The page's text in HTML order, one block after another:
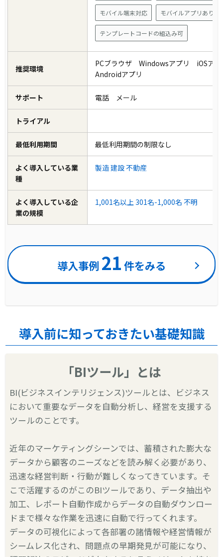
モバイル端末対応 モバイルアプリあり
テンプレートコードの組込み可
推奨環境
PCブラウザ Windowsアプリ iOSア
Androidアプリ
サポート 電話 メール
トライアル
最低利用期間 最低利用期間の制限なし
よく導入している業
種
製造建設不動産
よく導入している企
業の規模
1,001名以上301名-1,000名 不明
導入事例 21 件をみる
導入前に知っておきたい基礎知識
「BIツール」とは
BI(ビジネスインテリジェンス)ツールとは、ビジネス
において重要なデータを自動分析し、経営を支援する
ツールのことです。
近年のマーケティングシーンでは、蓄積された膨大な
データから顧客のニーズなどを読み解く必要があり、
迅速な経営判断・行動が難しくなってきています。そ
こで活躍するのがこのBIツールであり、データ抽出や
加工、レポート自動作成からデータの自動ダウンロー
ドまで様々な作業を迅速に自動で行ってくれます。
データの可視化によって各部署の諸情報や経営情報が
シームレス化され、問題点の早期発見が可能になり、